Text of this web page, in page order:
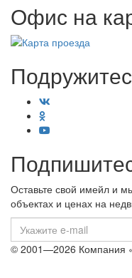
Офис на
Оставьте свой имейл и
объектах и ценах на
mail
© 2001—2026 Компания